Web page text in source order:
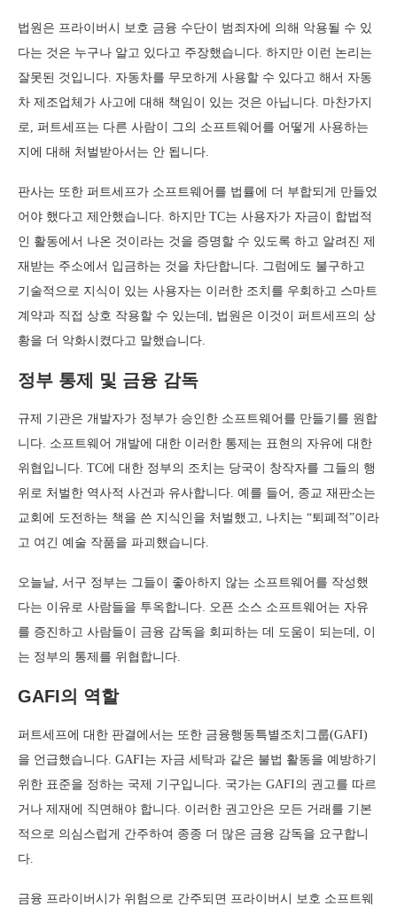
법원은 프라이버시 보호 금융 수단이 범죄자에 의해 악용될 수 있
다는 것은 누구나 알고 있다고 주장했습니다. 하지만 이런 논리는
잘못된 것입니다. 자동차를 무모하게 사용할 수 있다고 해서 자동
차 제조업체가 사고에 대해 책임이 있는 것은 아닙니다. 마찬가지
로, 퍼트세프는 다른 사람이 그의 소프트웨어를 어떻게 사용하는
지에 대해 처벌받아서는 안 됩니다.
판사는 또한 퍼트세프가 소프트웨어를 법률에 더 부합되게 만들었
어야 했다고 제안했습니다. 하지만 TC는 사용자가 자금이 합법적
인 활동에서 나온 것이라는 것을 증명할 수 있도록 하고 알려진 제
재받는 주소에서 입금하는 것을 차단합니다. 그럼에도 불구하고
기술적으로 지식이 있는 사용자는 이러한 조치를 우회하고 스마트
계약과 직접 상호 작용할 수 있는데, 법원은 이것이 퍼트세프의 상
황을 더 악화시켰다고 말했습니다.
정부 통제 및 금융 감독
규제 기관은 개발자가 정부가 승인한 소프트웨어를 만들기를 원합
니다. 소프트웨어 개발에 대한 이러한 통제는 표현의 자유에 대한
위협입니다. TC에 대한 정부의 조치는 당국이 창작자를 그들의 행
위로 처벌한 역사적 사건과 유사합니다. 예를 들어, 종교 재판소는
교회에 도전하는 책을 쓴 지식인을 처벌했고, 나치는 “퇴폐적”이라
고 여긴 예술 작품을 파괴했습니다.
오늘날, 서구 정부는 그들이 좋아하지 않는 소프트웨어를 작성했
다는 이유로 사람들을 투옥합니다. 오픈 소스 소프트웨어는 자유
를 증진하고 사람들이 금융 감독을 회피하는 데 도움이 되는데, 이
는 정부의 통제를 위협합니다.
GAFI의 역할
퍼트세프에 대한 판결에서는 또한 금융행동특별조치그룹(GAFI)
을 언급했습니다. GAFI는 자금 세탁과 같은 불법 활동을 예방하기
위한 표준을 정하는 국제 기구입니다. 국가는 GAFI의 권고를 따르
거나 제재에 직면해야 합니다. 이러한 권고안은 모든 거래를 기본
적으로 의심스럽게 간주하여 종종 더 많은 금융 감독을 요구합니
다.
금융 프라이버시가 위험으로 간주되면 프라이버시 보호 소프트웨